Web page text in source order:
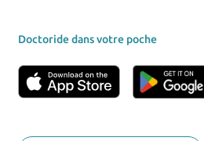
Doctoride dans votre poche